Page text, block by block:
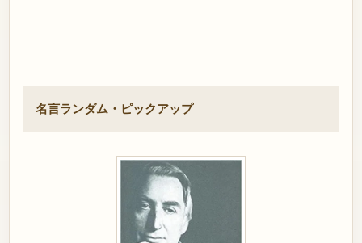
名言ランダム・ピックアップ